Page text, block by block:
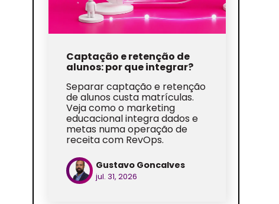
Captação e retenção de
alunos: por que integrar?
Separar captação e retenção
de alunos custa matrículas.
Veja como o marketing
educacional integra dados e
metas numa operação de
receita com RevOps.
Gustavo Goncalves
jul. 31, 2026